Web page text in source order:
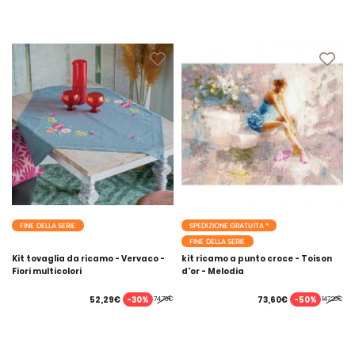
FINE DELLA SERIE
Kit tovaglia da ricamo - Vervaco -
Fiori multicolori
74,70€
52,29€ -30%
SPEDIZIONE GRATUITA *
FINE DELLA SERIE
kit ricamo a punto croce - Toison
d'or - Melodia
147,20€
73,60€ -50%